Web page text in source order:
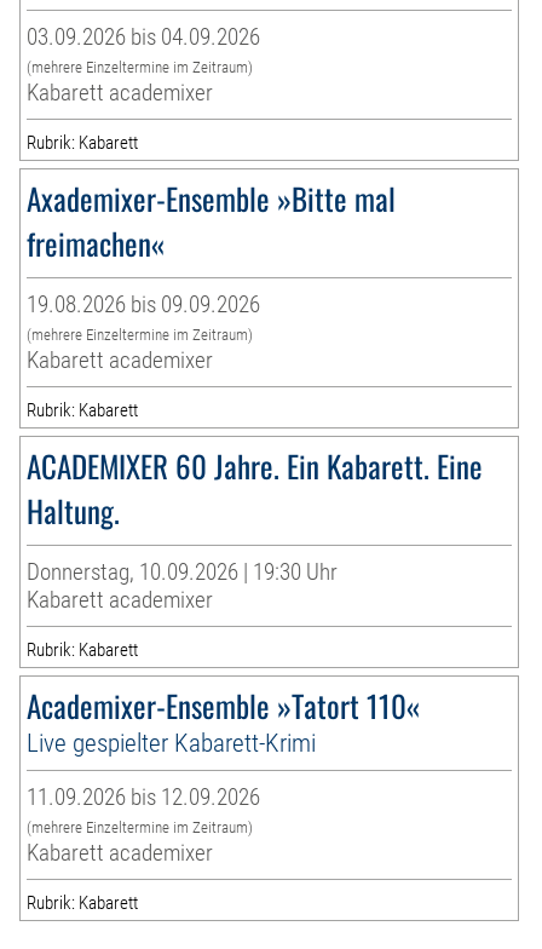
03.09.2026 bis 04.09.2026
(mehrere Einzeltermine im Zeitraum)
Kabarett academixer
Rubrik: Kabarett
Axademixer-Ensemble »Bitte mal
freimachen«
19.08.2026 bis 09.09.2026
(mehrere Einzeltermine im Zeitraum)
Kabarett academixer
Rubrik: Kabarett
ACADEMIXER 60 Jahre. Ein Kabarett. Eine
Haltung.
Donnerstag, 10.09.2026 | 19:30 Uhr
Kabarett academixer
Rubrik: Kabarett
Academixer-Ensemble »Tatort 110«
Live gespielter Kabarett-Krimi
11.09.2026 bis 12.09.2026
(mehrere Einzeltermine im Zeitraum)
Kabarett academixer
Rubrik: Kabarett